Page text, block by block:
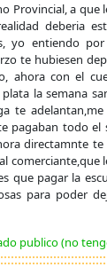
Provincial, a que
deberia
yo entiendo
te hubiesen
ahora con el
la semana
te adelantan,me
pagaban todo el
directamnte te
comerciante,que
que pagar la
para poder
publico (no